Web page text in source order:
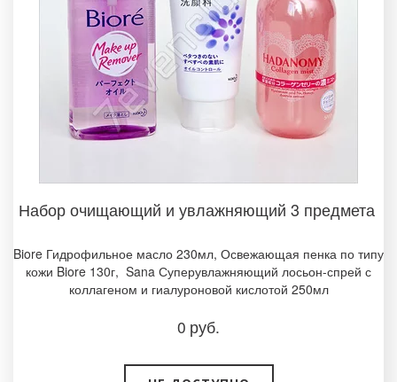
Набор очищающий и увлажняющий 3 предмета ­
Biore Гидрофильное масло 230мл, Освежающая пенка по типу
кожи Biore 130г­, Sana Суперувлажняющий лосьон-спрей с
коллагеном и гиалуроновой кислотой 250мл
0 руб.